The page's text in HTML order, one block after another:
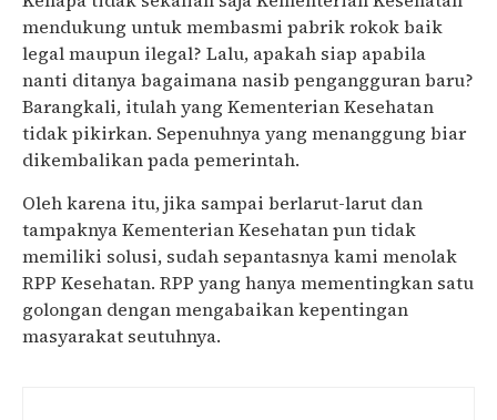
mendukung untuk membasmi pabrik rokok baik
legal maupun ilegal? Lalu, apakah siap apabila
nanti ditanya bagaimana nasib pengangguran baru?
Barangkali, itulah yang Kementerian Kesehatan
tidak pikirkan. Sepenuhnya yang menanggung biar
dikembalikan pada pemerintah.
Oleh karena itu, jika sampai berlarut-larut dan
tampaknya Kementerian Kesehatan pun tidak
memiliki solusi, sudah sepantasnya kami menolak
RPP Kesehatan. RPP yang hanya mementingkan satu
golongan dengan mengabaikan kepentingan
masyarakat seutuhnya.